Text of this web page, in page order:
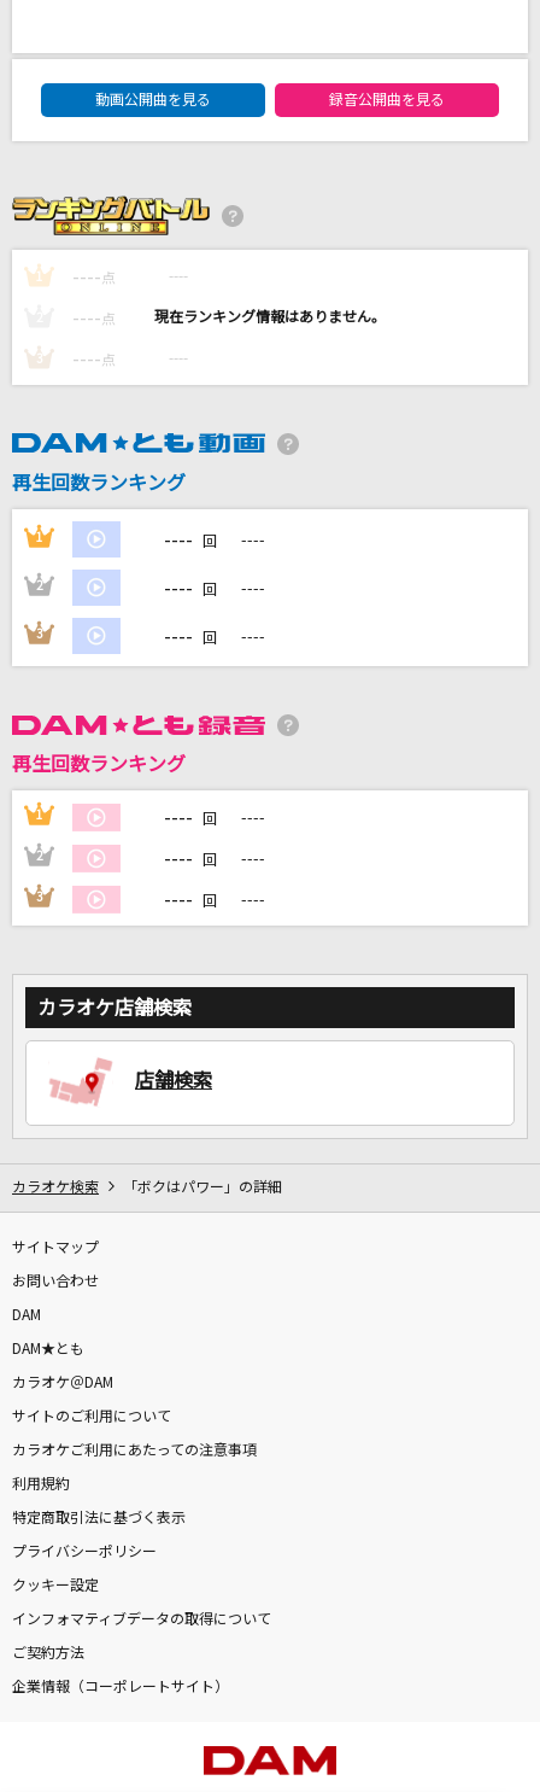
松たか子
[生音]Good-bye My Loneliness
もう少しだけ
結束バンド
カラオケ最新情報をチェック！
DAM★ともボーカルエントリーランキング
動画公開曲を見る
録音公開曲を見る
1 ---- 点 ----
---- 点 ----
3 ---- 点 ----
再生回数ランキング
1 ---- 回 ----
2 ---- 回 ----
3 ---- 回 ----
再生回数ランキング
1 ---- 回 ----
2 ---- 回 ----
3 ---- 回 ----
カラオケ店舗検索
店舗検索
カラオケ検索 「ボクはパワー」の詳細
サイトマップ
お問い合わせ
DAM
DAM★とも
カラオケ＠DAM
サイトのご利用について
カラオケご利用にあたっての注意事項
利用規約
特定商取引法に基づく表示
プライバシーポリシー
クッキー設定
インフォマティブデータの取得について
ご契約方法
企業情報（コーポレートサイト）